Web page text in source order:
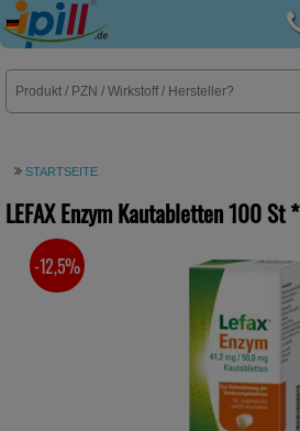
E-Rezept
STARTSEITE
LEFAX Enzym Kautabletten100 St*
SIE SPAREN
-12,5%